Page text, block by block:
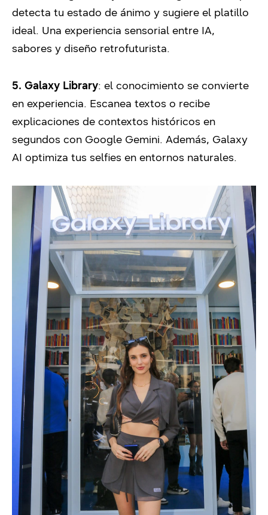
detecta tu estado de ánimo y sugiere el platillo
ideal. Una experiencia sensorial entre IA,
sabores y diseño retrofuturista.
5. Galaxy Library: el conocimiento se convierte
en experiencia. Escanea textos o recibe
explicaciones de contextos históricos en
segundos con Google Gemini. Además, Galaxy
AI optimiza tus selfies en entornos naturales.